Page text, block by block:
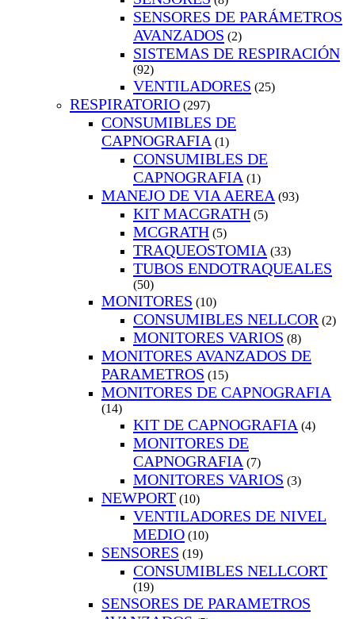
SENSORES DE PARÁMETROS
AVANZADOS (2)
SISTEMAS DE RESPIRACIÓN
(92)
VENTILADORES (25)
RESPIRATORIO (297)
CONSUMIBLES DE
CAPNOGRAFIA (1)
CONSUMIBLES DE
CAPNOGRAFIA (1)
MANEJO DE VIA AEREA (93)
KIT MACGRATH (5)
MCGRATH (5)
TRAQUEOSTOMIA (33)
TUBOS ENDOTRAQUEALES
(50)
MONITORES (10)
CONSUMIBLES NELLCOR (2)
MONITORES VARIOS (8)
MONITORES AVANZADOS DE
PARAMETROS (15)
MONITORES DE CAPNOGRAFIA
(14)
KIT DE CAPNOGRAFIA (4)
MONITORES DE
CAPNOGRAFIA (7)
MONITORES VARIOS (3)
NEWPORT (10)
VENTILADORES DE NIVEL
MEDIO (10)
SENSORES (19)
CONSUMIBLES NELLCORT
(19)
SENSORES DE PARAMETROS